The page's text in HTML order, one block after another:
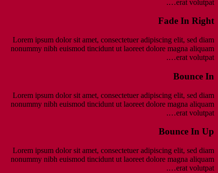
erat volutpat….
Fade In Right
Lorem ipsum dolor sit amet, consectetuer adipiscing elit, sed diam
nonummy nibh euismod tincidunt ut laoreet dolore magna aliquam
erat volutpat….
Bounce In
Lorem ipsum dolor sit amet, consectetuer adipiscing elit, sed diam
nonummy nibh euismod tincidunt ut laoreet dolore magna aliquam
erat volutpat….
Bounce In Up
Lorem ipsum dolor sit amet, consectetuer adipiscing elit, sed diam
nonummy nibh euismod tincidunt ut laoreet dolore magna aliquam
erat volutpat….